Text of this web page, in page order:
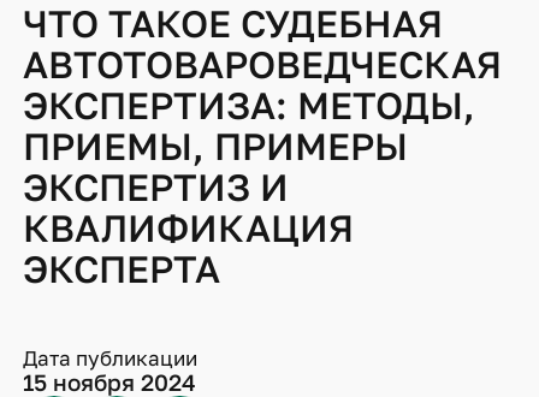
ЧТО ТАКОЕ СУДЕБНАЯ
АВТОТОВАРОВЕДЧЕСКАЯ
ЭКСПЕРТИЗА: МЕТОДЫ,
ПРИЕМЫ, ПРИМЕРЫ
ЭКСПЕРТИЗ И
КВАЛИФИКАЦИЯ
ЭКСПЕРТА
Дата публикации
15 ноября 2024